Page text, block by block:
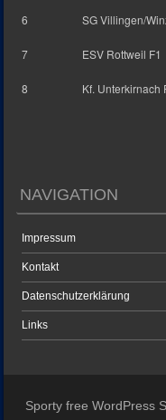
6 SG Villingen/
7 ESV Rottweil F1
8 Kf. Unterkirnach
NAVIGATION
Impressum
Kontakt
Datenschutzerklärung
Links
Sporty free WordPress